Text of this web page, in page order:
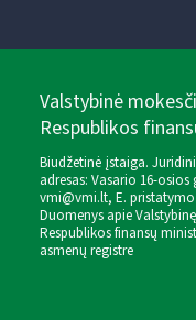
Valstybinė
Respublikos
Biudžetinė įstaiga.
adresas: Vasario 16-osios
vmi@vmi.lt, E. pristatymo
Duomenys apie
Respublikos finansų
asmenų registre